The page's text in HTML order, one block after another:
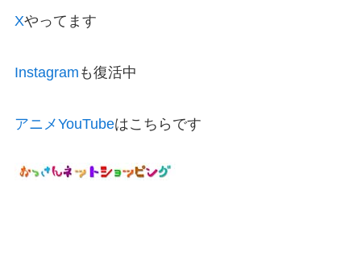
Xやってます
Instagram も復活中
アニメYouTubeはこちらです